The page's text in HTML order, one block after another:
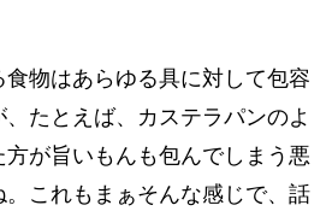
物はあらゆる具に対して包容
たとえば、カステラパンのよ
方が旨いもんも包んでしまう悪
。これもまぁそんな感じで、話